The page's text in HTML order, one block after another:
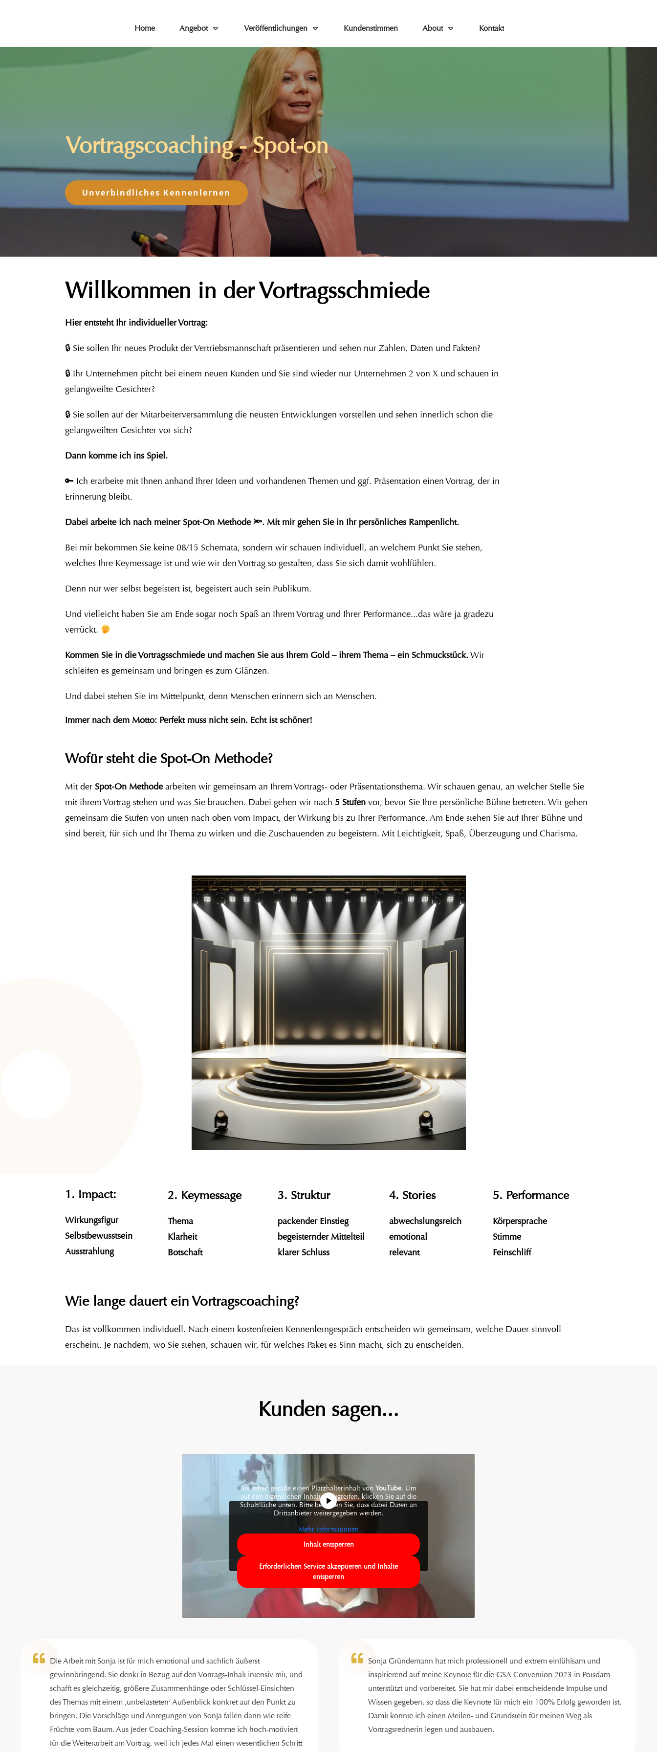
Home Angebot Veröffentlichungen Kundenstimmen About Kontakt
Vortragscoaching - Spot-on
Unverbindliches Kennenlernen
Willkommen in der Vortragsschmiede
Hier entsteht Ihr individueller Vortrag:
🔒 Sie sollen Ihr neues Produkt der Vertriebsmannschaft präsentieren und sehen nur Zahlen, Daten und Fakten?
🔒 Ihr Unternehmen pitcht bei einem neuen Kunden und Sie sind wieder nur Unternehmen 2 von X und schauen in
gelangweilte Gesichter?
🔒 Sie sollen auf der Mitarbeiterversammlung die neusten Entwicklungen vorstellen und sehen innerlich schon die
gelangweilten Gesichter vor sich?
Dann komme ich ins Spiel.
🔑 Ich erarbeite mit Ihnen anhand Ihrer Ideen und vorhandenen Themen und ggf. Präsentation einen Vortrag, der in
Erinnerung bleibt.
Dabei arbeite ich nach meiner Spot-On Methode 🔦. Mit mir gehen Sie in Ihr persönliches Rampenlicht.
Bei mir bekommen Sie keine 08/15 Schemata, sondern wir schauen individuell, an welchem Punkt Sie stehen,
welches Ihre Keymessage ist und wie wir den Vortrag so gestalten, dass Sie sich damit wohlfühlen.
Denn nur wer selbst begeistert ist, begeistert auch sein Publikum.
Und vielleicht haben Sie am Ende sogar noch Spaß an Ihrem Vortrag und Ihrer Performance...das wäre ja gradezu
verrückt.
Kommen Sie in die Vortragsschmiede und machen Sie aus Ihrem Gold – ihrem Thema – ein Schmuckstück.Wir
schleifen es gemeinsam und bringen es zum Glänzen.
Und dabei stehen Sie im Mittelpunkt, denn Menschen erinnern sich an Menschen.
Immer nach dem Motto: Perfekt muss nicht sein. Echt ist schöner!
Wofür steht die Spot-On Methode?
Mit der Spot-On Methodearbeiten wir gemeinsam an Ihrem Vortrags- oder Präsentationsthema. Wir schauen genau, an welcher Stelle Sie
mit ihrem Vortrag stehen und was Sie brauchen. Dabei gehen wir nach 5 Stufen vor, bevor Sie Ihre persönliche Bühne betreten. Wir gehen
gemeinsam die Stufen von unten nach oben vom Impact, der Wirkung bis zu Ihrer Performance. Am Ende stehen Sie auf Ihrer Bühne und
sind bereit, für sich und Ihr Thema zu wirken und die Zuschauenden zu begeistern. Mit Leichtigkeit, Spaß, Überzeugung und Charisma.
1. Impact:
Wirkungsfigur
Selbstbewusstsein
Ausstrahlung
2. Keymessage
Thema
Klarheit
Botschaft
3. Struktur
packender Einstieg
begeisternder Mittelteil
klarer Schluss
4. Stories
abwechslungsreich
emotional
relevant
5. Performance
Körpersprache
Stimme
Feinschliff
Wie lange dauert ein Vortragscoaching?
Das ist vollkommen individuell. Nach einem kostenfreien Kennenlerngespräch entscheiden wir gemeinsam, welche Dauer sinnvoll
erscheint. Je nachdem, wo Sie stehen, schauen wir, für welches Paket es Sinn macht, sich zu entscheiden.
Kunden sagen...
Sie sehen gerade einen Platzhalterinhalt von YouTube. Um
auf den eigentlichen Inhalt zuzugreifen, klicken Sie auf die
Schaltfläche unten. Bitte beachten Sie, dass dabei Daten an
Drittanbieter weitergegeben werden.
Mehr Informationen
Inhalt entsperren
Erforderlichen Service akzeptieren und Inhalte
entsperren
Die Arbeit mit Sonja ist für mich emotional und sachlich äußerst
gewinnbringend. Sie denkt in Bezug auf den Vortrags-Inhalt intensiv mit, und
schafft es gleichzeitig, größere Zusammenhänge oder Schlüssel-Einsichten
des Themas mit einem ‚unbelasteten‘ Außenblick konkret auf den Punkt zu
bringen. Die Vorschläge und Anregungen von Sonja fallen dann wie reife
Früchte vom Baum. Aus jeder Coaching-Session komme ich hoch-motiviert
für die Weiterarbeit am Vortrag, weil ich jedes Mal einen wesentlichen Schritt
Sonja Gründemann hat mich professionell und extrem einfühlsam und
inspirierend auf meine Keynote für die GSA Convention 2023 in Potsdam
unterstützt und vorbereitet. Sie hat mir dabei entscheidende Impulse und
Wissen gegeben, so dass die Keynote für mich ein 100% Erfolg geworden ist.
Damit konnte ich einen Meilen- und Grundstein für meinen Weg als
Vortragsrednerin legen und ausbauen.